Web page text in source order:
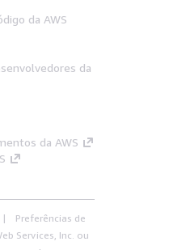
da AWS
da
da AWS
Preferências de
Services, Inc. ou